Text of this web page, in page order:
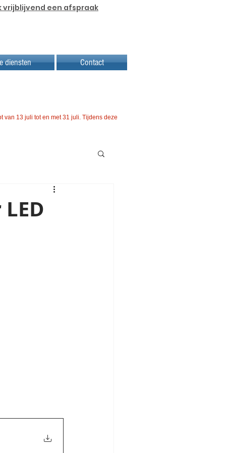
vrijblijvend een afspraak
diensten Contact
van 13 juli tot en met 31 juli. Tijdens deze